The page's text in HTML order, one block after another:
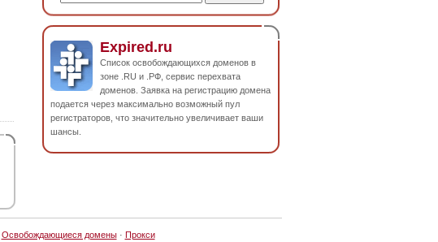
Expired.ru
Список освобождающихся доменов в
зоне .RU и .РФ, сервис перехвата
доменов. Заявка на регистрацию домена
подается через максимально возможный пул
регистраторов, что значительно увеличивает ваши
шансы.
Освобождающиеся домены· Прокси